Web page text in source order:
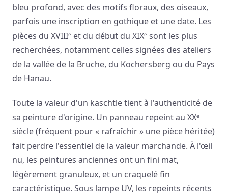
bleu profond, avec des motifs floraux, des oiseaux,
parfois une inscription en gothique et une date. Les
pièces du XVIIIᵉ et du début du XIXᵉ sont les plus
recherchées, notamment celles signées des ateliers
de la vallée de la Bruche, du Kochersberg ou du Pays
de Hanau.
Toute la valeur d'un kaschtle tient à l'authenticité de
sa peinture d'origine. Un panneau repeint au XXᵉ
siècle (fréquent pour « rafraîchir » une pièce héritée)
fait perdre l'essentiel de la valeur marchande. À l'œil
nu, les peintures anciennes ont un fini mat,
légèrement granuleux, et un craquelé fin
caractéristique. Sous lampe UV, les repeints récents